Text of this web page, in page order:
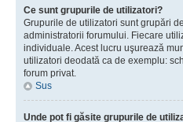
Ce sunt grupurile de utilizatori?
Grupurile de utilizatori sunt grupări
administratorii forumului. Fiecare
individuale. Acest lucru uşurează
utilizatori deodată ca de exemplu:
forum privat.
Sus
Unde pot fi găsite grupurile de